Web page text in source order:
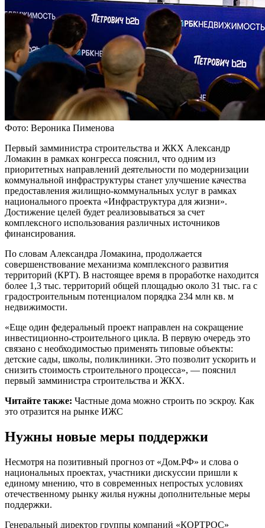
Фото: Вероника Пименова
Первый замминистра строительства и ЖКХ Александр
Ломакин в рамках конгресса пояснил, что одним из
приоритетных направлений деятельности по модернизации
коммунальной инфраструктуры станет улучшение качества
предоставления жилищно-коммунальных услуг в рамках
национального проекта «Инфраструктура для жизни».
Достижение целей будет реализовываться за счет
комплексного использования различных источников
финансирования.
По словам Александра Ломакина, продолжается
совершенствование механизма комплексного развития
территорий (КРТ). В настоящее время в проработке находится
более 1,3 тыс. территорий общей площадью около 31 тыс. га с
градостроительным потенциалом порядка 234 млн кв. м
недвижимости.
«Еще один федеральный проект направлен на сокращение
инвестиционно-строительного цикла. В первую очередь это
связано с необходимостью применять типовые объекты:
детские сады, школы, поликлиники. Это позволит ускорить и
снизить стоимость строительного процесса», — пояснил
первый замминистра строительства и ЖКХ.
Читайте также: Частные дома можно строить по эскроу. Как
это отразится на рынке ИЖС
Нужны новые меры поддержки
Несмотря на позитивный прогноз от «Дом.РФ» и слова о
национальных проектах, участники дискуссии пришли к
единому мнению, что в современных непростых условиях
отечественному рынку жилья нужны дополнительные меры
поддержки.
Генеральный директор группы компаний «КОРТРОС»